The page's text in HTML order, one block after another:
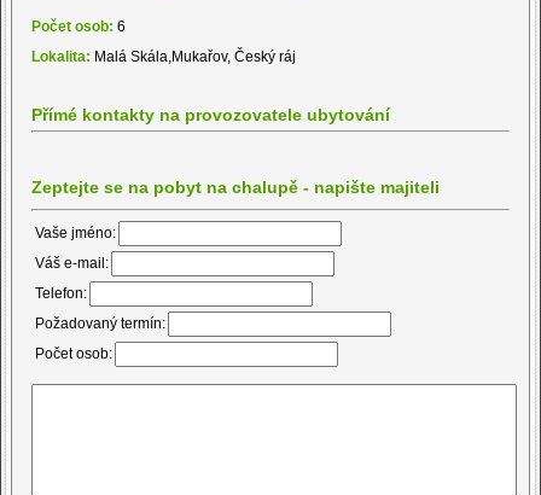
Počet osob: 6
Lokalita: Malá Skála,Mukařov, Český ráj
Přímé kontakty na provozovatele ubytování
Zeptejte se na pobyt na chalupě - napište majiteli
Vaše jméno:
Váš e-mail:
Telefon:
Požadovaný termín:
Počet osob: